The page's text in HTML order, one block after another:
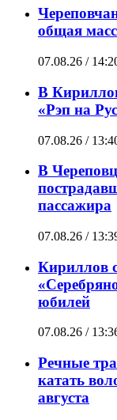
общая
07.08.26 /
В
«Рэп на
07.08.26 /
В
пассажира
07.08.26 /
Кириллов
юбилей
07.08.26 /
Речные
катать
августа